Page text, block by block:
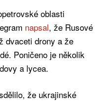
oblasti
napsal, že Rusové
dvaceti drony a že
Poničeno je několik
a lycea.
že ukrajinské